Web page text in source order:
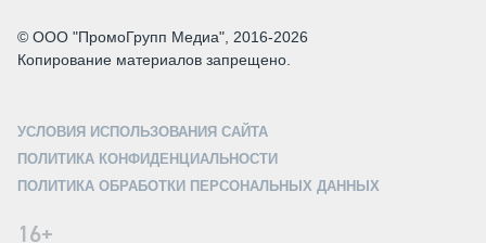
© ООО "ПромоГрупп Медиа", 2016-2026
Копирование материалов запрещено.
УСЛОВИЯ ИСПОЛЬЗОВАНИЯ САЙТА
ПОЛИТИКА КОНФИДЕНЦИАЛЬНОСТИ
ПОЛИТИКА ОБРАБОТКИ ПЕРСОНАЛЬНЫХ ДАННЫХ
16+